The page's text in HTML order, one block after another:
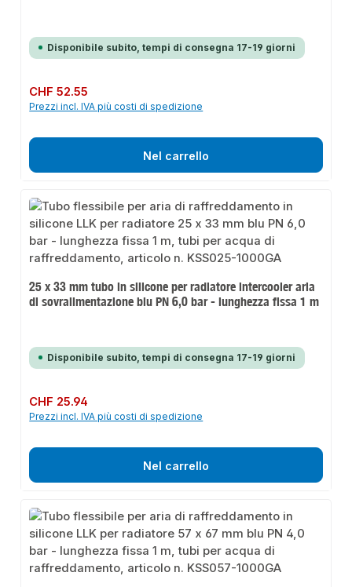
Disponibile subito, tempi di consegna 17-19 giorni
Prezzo normale:
CHF 52.55
Prezzi incl. IVA più costi di spedizione
Nel carrello
25 x 33 mm tubo in silicone per radiatore intercooler aria
di sovralimentazione blu PN 6,0 bar - lunghezza fissa 1 m
Disponibile subito, tempi di consegna 17-19 giorni
Prezzo normale:
CHF 25.94
Prezzi incl. IVA più costi di spedizione
Nel carrello